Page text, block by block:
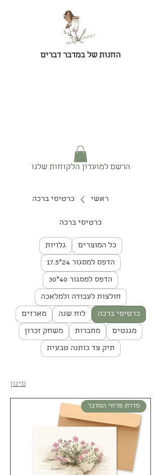
החנות של במדבר דברים
הרשם למועדון הלקוחות שלנו
ראשי כרטיסי ברכה
כרטיסי ברכה
כל המוצרים גלויות
הדפס למסגור 24*17.5
הדפס למסגור 40*30
חולצות לעבודה ולמלאכה
כרטיסי ברכה לוח שנה מארזים
מגנטים מחברות משחק זכרון
תיק צד כותנה טבעית
סינון
סדרת פרחי המדבר